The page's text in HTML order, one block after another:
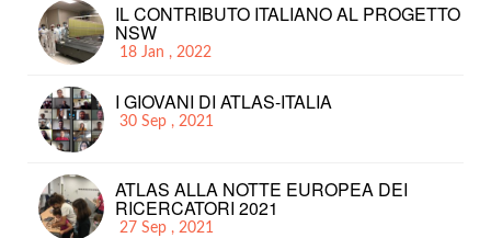
IL CONTRIBUTO ITALIANO AL PROGETTO
NSW
18 Jan , 2022
I GIOVANI DI ATLAS-ITALIA
30 Sep , 2021
ATLAS ALLA NOTTE EUROPEA DEI
RICERCATORI 2021
27 Sep , 2021